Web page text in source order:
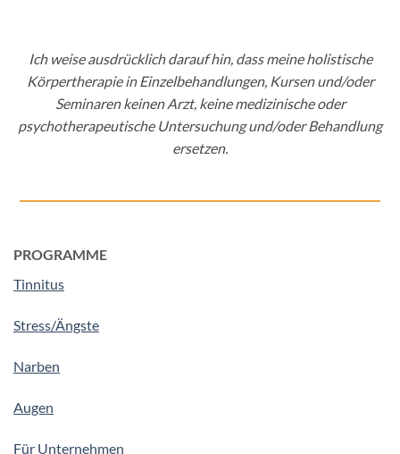
Ich weise ausdrücklich darauf hin, dass meine holistische
Körpertherapie in Einzelbehandlungen, Kursen und/oder
Seminaren keinen Arzt, keine medizinische oder
psychotherapeutische Untersuchung und/oder Behandlung
ersetzen.
PROGRAMME
Tinnitus
Stress/Ängste
Narben
Augen
Für Unternehmen